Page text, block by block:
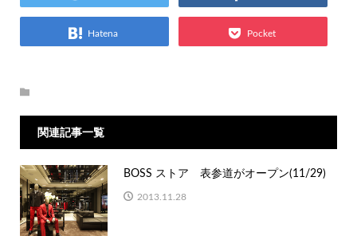
Hatena Pocket
関連記事一覧
BOSS ストア 表参道がオープン(11/29)
2013.11.28